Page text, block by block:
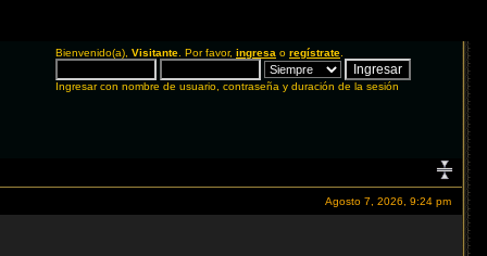
Bienvenido(a), Visitante . Por favor, ingresa o regístrate
Ingresar con nombre de usuario, contraseña y duración de la sesión
Agosto 7, 2026, 9:24 pm